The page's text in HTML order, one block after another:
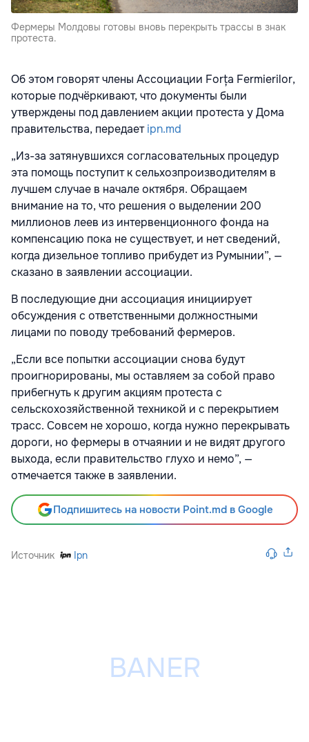
Фермеры Молдовы готовы вновь перекрыть трассы в знак
протеста.
Об этом говорят члены Ассоциации Forța Fermierilor,
которые подчёркивают, что документы были
утверждены под давлением акции протеста у Дома
правительства, передаетipn.md
„Из-за затянувшихся согласовательных процедур
эта помощь поступит к сельхозпроизводителям в
лучшем случае в начале октября. Обращаем
внимание на то, что решения о выделении 200
миллионов леев из интервенционного фонда на
компенсацию пока не существует, и нет сведений,
когда дизельное топливо прибудет из Румынии”, —
сказано в заявлении ассоциации.
В последующие дни ассоциация инициирует
обсуждения с ответственными должностными
лицами по поводу требований фермеров.
„Если все попытки ассоциации снова будут
проигнорированы, мы оставляем за собой право
прибегнуть к другим акциям протеста с
сельскохозяйственной техникой и с перекрытием
трасс. Совсем не хорошо, когда нужно перекрывать
дороги, но фермеры в отчаянии и не видят другого
выхода, если правительство глухо и немо”, —
отмечается также в заявлении.
Подпишитесь на новости Point.md в Google
Источник Ipn